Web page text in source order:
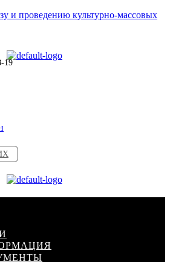
и проведению культурно-массовых
19